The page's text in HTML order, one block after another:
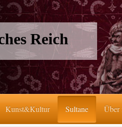
Reich
Kunst&Kultur Sultane Über